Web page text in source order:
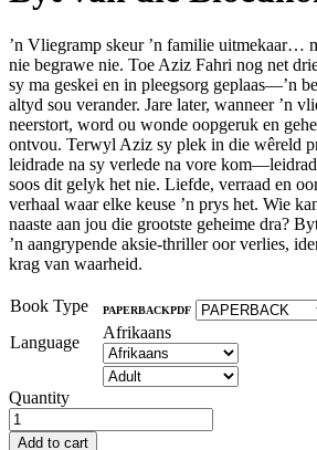
’n Vliegramp skeur ’n familie uitmekaar…
nie begrawe nie. Toe Aziz Fahri nog net
sy ma geskei en in pleegsorg geplaas—’n
altyd sou verander. Jare later, wanneer ’n
neerstort, word ou wonde oopgeruk en
ontvou. Terwyl Aziz sy plek in die wêreld
leidrade na sy verlede na vore
soos dit gelyk het nie. Liefde, verraad en
verhaal waar elke keuse ’n prys het. Wie
naaste aan jou die grootste geheime dra?
’n aangrypende aksie-thriller oor verlies,
krag van waarheid.
Book Type PAPERBACKPDF
Language
Afrikaans
Quantity
Add to cart